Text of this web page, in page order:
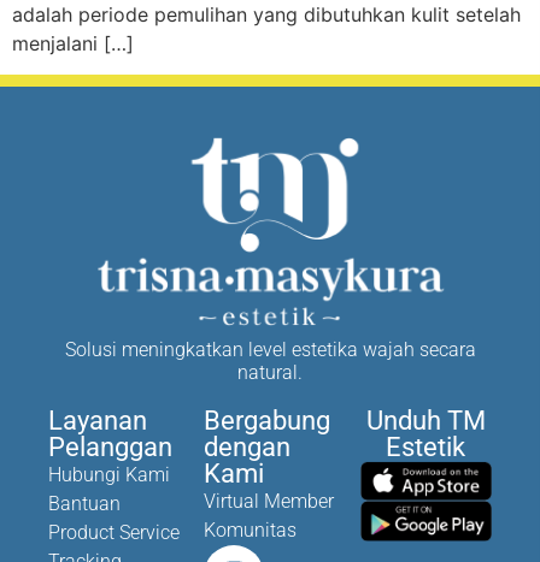
adalah periode pemulihan yang dibutuhkan kulit setelah
menjalani […]
Solusi meningkatkan level estetika wajah secara
natural.
Layanan
Pelanggan
Hubungi Kami
Bantuan
Product Service
Bergabung
dengan
Kami
Virtual Member
Komunitas
Unduh TM
Estetik